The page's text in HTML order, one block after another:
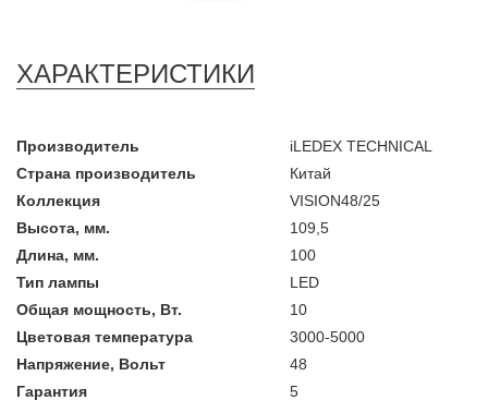
ХАРАКТЕРИСТИКИ
Производитель
iLEDEX TECHNICAL
Страна производитель
Китай
Коллекция
VISION48/25
Высота, мм.
109,5
Длина, мм.
100
Тип лампы
LED
Общая мощность, Вт.
10
Цветовая температура
3000-5000
Напряжение, Вольт
48
Гарантия
5